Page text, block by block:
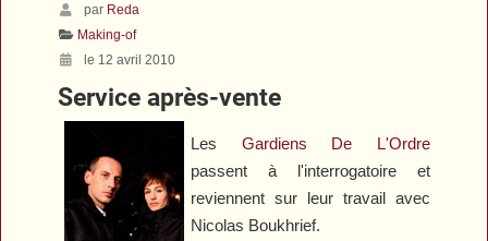
par Reda
Making-of
le 12 avril 2010
Service après-vente
Les Gardiens De L'Ordre
passent à l'interrogatoire et
reviennent sur leur travail avec
Nicolas Boukhrief.